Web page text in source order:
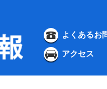
よくあるお
アクセス